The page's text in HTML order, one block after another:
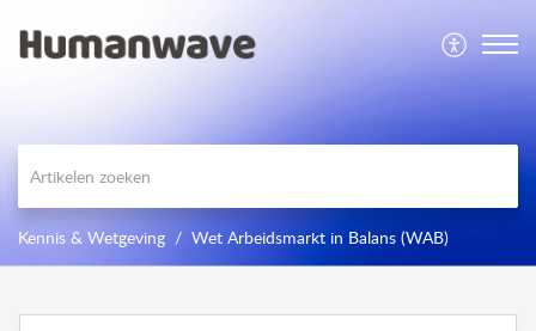
Kennis & Wetgeving Wet Arbeidsmarkt in Balans (WAB)